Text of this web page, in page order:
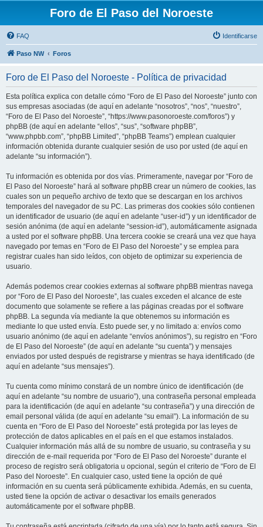
Foro de El Paso del Noroeste
FAQ Identificarse
Paso NW Foros
Foro de El Paso del Noroeste - Política de privacidad
Esta política explica con detalle cómo “Foro de El Paso del Noroeste” junto con
sus empresas asociadas (de aquí en adelante “nosotros”, “nos”, “nuestro”,
“Foro de El Paso del Noroeste”, “https://www.pasonoroeste.com/foros”) y
phpBB (de aquí en adelante “ellos”, “sus”, “software phpBB”,
“www.phpbb.com”, “phpBB Limited”, “phpBB Teams”) emplean cualquier
información obtenida durante cualquier sesión de uso por usted (de aquí en
adelante “su información”).
Tu información es obtenida por dos vías. Primeramente, navegar por “Foro de
El Paso del Noroeste” hará al software phpBB crear un número de cookies, las
cuales son un pequeño archivo de texto que se descargan en los archivos
temporales del navegador de su PC. Las primeras dos cookies sólo contienen
un identificador de usuario (de aquí en adelante “user-id”) y un identificador de
sesión anónima (de aquí en adelante “session-id”), automáticamente asignada
a usted por el software phpBB. Una tercera cookie se creará una vez que haya
navegado por temas en “Foro de El Paso del Noroeste” y se emplea para
registrar cuales han sido leídos, con objeto de optimizar su experiencia de
usuario.
Además podemos crear cookies externas al software phpBB mientras navega
por “Foro de El Paso del Noroeste”, las cuales exceden el alcance de este
documento que solamente se refiere a las páginas creadas por el software
phpBB. La segunda vía mediante la que obtenemos su información es
mediante lo que usted envía. Esto puede ser, y no limitado a: envíos como
usuario anónimo (de aquí en adelante “envíos anónimos”), su registro en “Foro
de El Paso del Noroeste” (de aquí en adelante “su cuenta”) y mensajes
enviados por usted después de registrarse y mientras se haya identificado (de
aquí en adelante “sus mensajes”).
Tu cuenta como mínimo constará de un nombre único de identificación (de
aquí en adelante “su nombre de usuario”), una contraseña personal empleada
para la identificación (de aquí en adelante “su contraseña”) y una dirección de
email personal válida (de aquí en adelante “su email”). La información de su
cuenta en “Foro de El Paso del Noroeste” está protegida por las leyes de
protección de datos aplicables en el país en el que estamos instalados.
Cualquier información más allá de su nombre de usuario, su contraseña y su
dirección de e-mail requerida por “Foro de El Paso del Noroeste” durante el
proceso de registro será obligatoria u opcional, según el criterio de “Foro de El
Paso del Noroeste”. En cualquier caso, usted tiene la opción de qué
información en su cuenta será públicamente exhibida. Además, en su cuenta,
usted tiene la opción de activar o desactivar los emails generados
automáticamente por el software phpBB.